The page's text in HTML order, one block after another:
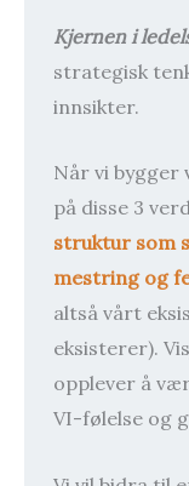
Kjernen i
strategisk
innsikter.
Når vi bygger
på disse 3
struktur som
mestring og
altså vårt
eksisterer).
opplever å
VI-følelse og